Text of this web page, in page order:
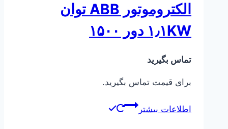
الکتروموتور ABB توان
۱٫۱KW دور ۱۵۰۰
تماس بگیرید
برای قیمت تماس بگیرید.
اطلاعات بیشتر